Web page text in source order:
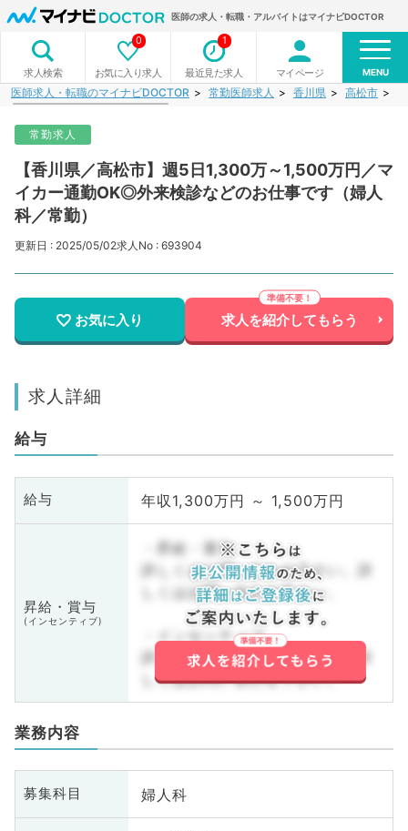
医師の求人・転職・アルバイトはマイナビDOCTOR
求人検索 お気に入り求人
0
最近見た求人
1
マイページ MENU
医師求人・転職のマイナビDOCTOR 常勤医師求人 香川県 高松市
常勤求人
【香川県／高松市】週5日1,300万～1,500万円／マ
イカー通勤OK◎外来検診などのお仕事です（婦人
科／常勤）
更新日 : 2025/05/02求人No : 693904
お気に入り 求人を紹介してもらう
求人詳細
給与
給与 年収1,300万円 ～ 1,500万円
昇給・賞与
(インセンティブ)
・昇給・賞与
詳しくはお問い合わせ下さい。詳
しくはお問い合わせ下さい。
・インセンティブ
詳しくはお問い合わせ下さい。詳
しくはお問い合わせ下さい。
業務内容
募集科目 婦人科